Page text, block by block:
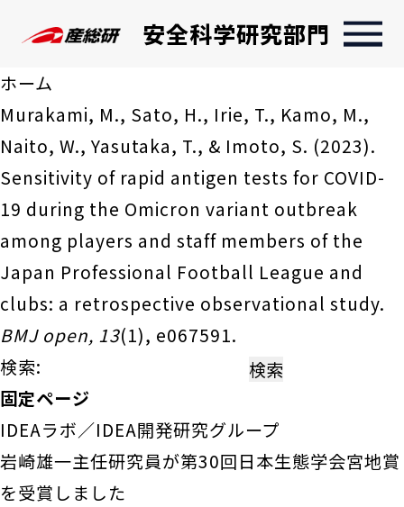
安全科学研究部門
ホーム
Murakami, M., Sato, H., Irie, T., Kamo, M.,
Naito, W., Yasutaka, T., & Imoto, S. (2023).
Sensitivity of rapid antigen tests for COVID-
19 during the Omicron variant outbreak
among players and staff members of the
Japan Professional Football League and
clubs: a retrospective observational study.
BMJ open, 13(1), e067591.
検索:
固定ページ
IDEAラボ／IDEA開発研究グループ
岩崎雄一主任研究員が第30回日本生態学会宮地賞
を受賞しました